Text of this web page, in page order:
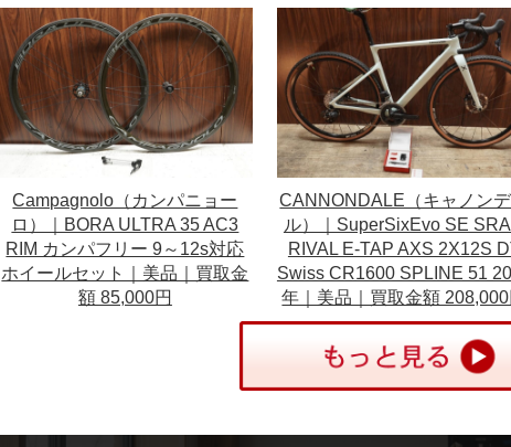
Campagnolo（カンパニョー
ロ）｜BORA ULTRA 35 AC3
RIM カンパフリー 9～12s対応
ホイールセット｜美品｜買取金
額 85,000円
CANNONDALE（キャノン
ル）｜SuperSixEvo SE
RIVAL E-TAP AXS 2X12S
Swiss CR1600 SPLINE 51
年｜美品｜買取金額 208,000